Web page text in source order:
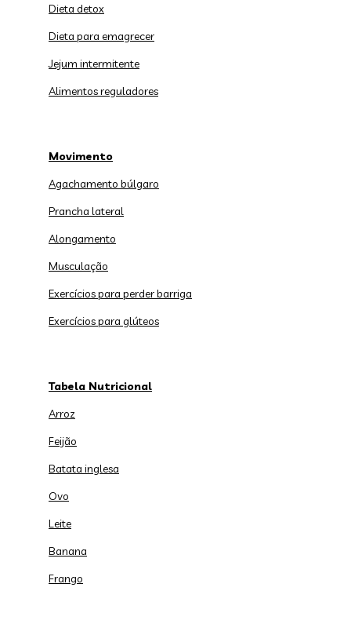
Dieta detox
Dieta para emagrecer
Jejum intermitente
Alimentos reguladores
Movimento
Agachamento búlgaro
Prancha lateral
Alongamento
Musculação
Exercícios para perder barriga
Exercícios para glúteos
Tabela Nutricional
Arroz
Feijão
Batata inglesa
Ovo
Leite
Banana
Frango